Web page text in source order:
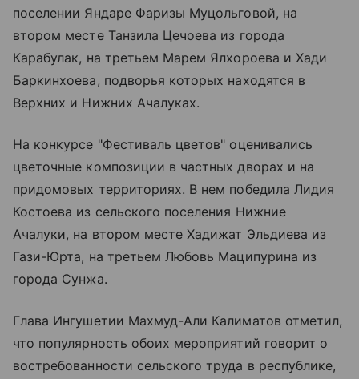
поселении Яндаре Фаризы Муцольговой, на
втором месте Танзила Цечоева из города
Карабулак, на третьем Марем Ялхороева и Хади
Баркинхоева, подворья которых находятся в
Верхних и Нижних Ачалуках.
На конкурсе "Фестиваль цветов" оценивались
цветочные композиции в частных дворах и на
придомовых территориях. В нем победила Лидия
Костоева из сельского поселения Нижние
Ачалуки, на втором месте Хадижат Эльдиева из
Гази-Юрта, на третьем Любовь Маципурина из
города Сунжа.
Глава Ингушетии Махмуд-Али Калиматов отметил,
что популярность обоих мероприятий говорит о
востребованности сельского труда в республике,